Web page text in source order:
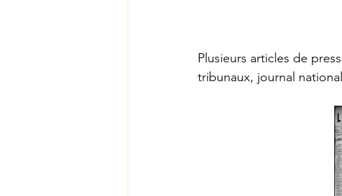
Plusieurs articles de
tribunaux, journal